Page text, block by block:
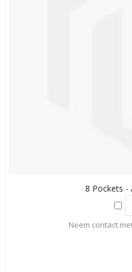
8 Pockets -
Neem contact